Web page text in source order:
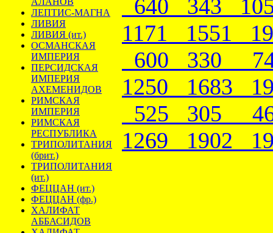
ЛЕПТИС-МАГНА
ЛИВИЯ
ЛИВИЯ (ит.)
ОСМАНСКАЯ
ИМПЕРИЯ
ПЕРСИДСКАЯ
ИМПЕРИЯ
АХЕМЕНИДОВ
РИМСКАЯ
ИМПЕРИЯ
РИМСКАЯ
РЕСПУБЛИКА
ТРИПОЛИТАНИЯ
(брит.)
ТРИПОЛИТАНИЯ
(ит.)
ФЕЦЦАН (ит.)
ФЕЦЦАН (фр.)
ХАЛИФАТ
АББАСИДОВ
640 343
1171 1551
600 330
1250 1683
525 305
1269 1902